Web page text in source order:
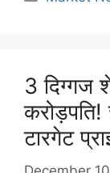
3 दिग्गज
करोड़पति!
टारगेट